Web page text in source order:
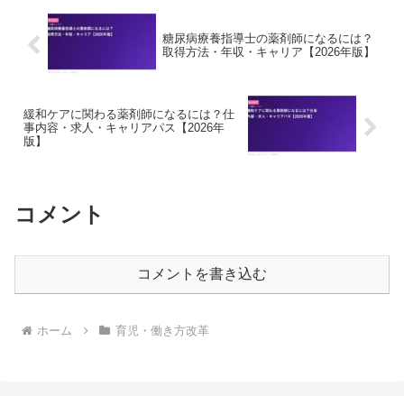
糖尿病療養指導士の薬剤師になるには？
取得方法・年収・キャリア【2026年版】
緩和ケアに関わる薬剤師になるには？仕
事内容・求人・キャリアパス【2026年
版】
コメント
コメントを書き込む
ホーム 育児・働き方改革